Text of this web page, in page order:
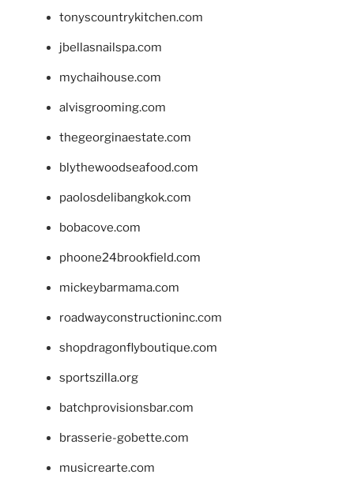
tonyscountrykitchen.com
jbellasnailspa.com
mychaihouse.com
alvisgrooming.com
thegeorginaestate.com
blythewoodseafood.com
paolosdelibangkok.com
bobacove.com
phoone24brookfield.com
mickeybarmama.com
roadwayconstructioninc.com
shopdragonflyboutique.com
sportszilla.org
batchprovisionsbar.com
brasserie-gobette.com
musicrearte.com